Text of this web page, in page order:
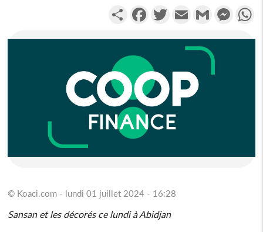
PartagerFacebookTwitterEmail Gmail
© Koaci.com - lundi 01 juillet 2024 - 16:28
Sansan et les décorés ce lundi à Abidjan